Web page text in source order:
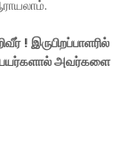
! இருபிறப்பாளரில்
அவர்களை